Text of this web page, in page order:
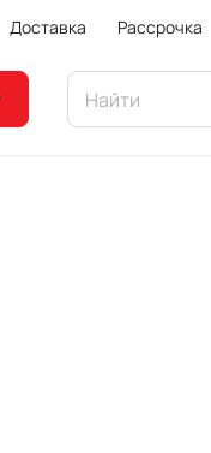
Доставка Рассрочка